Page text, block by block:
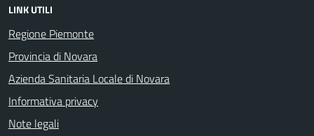
LINK UTILI
Regione Piemonte
Provincia di Novara
Azienda Sanitaria Locale di Novara
Informativa privacy
Note legali